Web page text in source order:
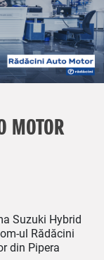
MOTOR
Suzuki Hybrid
ul Rădăcini
din Pipera